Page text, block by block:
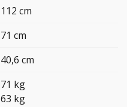
112 cm
71 cm
40,6 cm
71 kg
63 kg